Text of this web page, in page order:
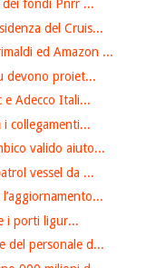
dei fondi Pnrr ...
del Cruis...
ed Amazon ...
devono proiet...
e Adecco Itali...
i collegamenti...
valido aiuto...
vessel da ...
i porti ligur...
del personale d...